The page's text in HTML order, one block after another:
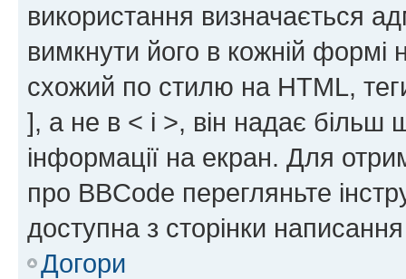
використання визначається
вимкнути його в кожній
схожий по стилю на HTML,
], а не в < і >, він надає більш
інформації на екран. Для
про BBCode перегляньте
доступна з сторінки
Догори